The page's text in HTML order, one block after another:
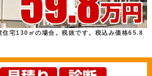
住宅130㎡の場合。税抜です。税込み価格65.8